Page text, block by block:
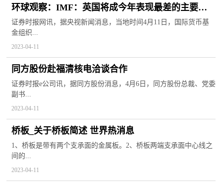
环球观察：IMF：英国将成今年表现最差的主要经
济体之一
证券时报网讯，据央视新闻消息，当地时间4月11日，国际货币基
金组织...
2023-04-11
同方股份赴福清核电洽谈合作
证券时报e公司讯，据同方股份消息，4月6日，同方股份总裁、党委
副书...
2023-04-11
桥板_关于桥板简述 世界热消息
1、桥板是带有两个支承面的金属板。2、桥板两端支承面中心线之
间的...
2023-04-11